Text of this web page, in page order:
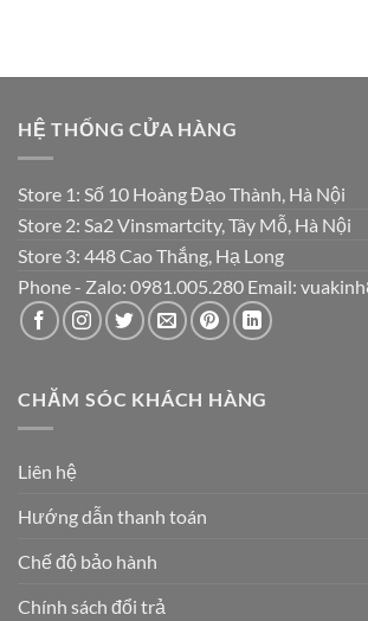
HỆ THỐNG CỬA HÀNG
Store 1: Số 10 Hoàng Đạo Thành, Hà Nội
Store 2: Sa2 Vinsmartcity, Tây Mỗ, Hà Nội
Store 3: 448 Cao Thắng, Hạ Long
Phone - Zalo: 0981.005.280 Email:
CHĂM SÓC KHÁCH HÀNG
Liên hệ
Hướng dẫn thanh toán
Chế độ bảo hành
Chính sách đổi trả